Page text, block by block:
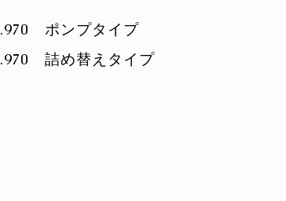
ポンプタイプ
詰め替えタイプ